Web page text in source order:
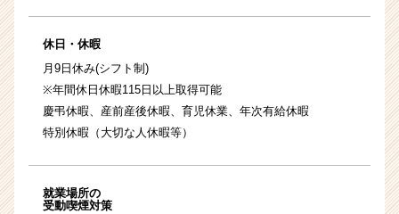
休日・休暇
月9日休み(シフト制)
※年間休日休暇115日以上取得可能
慶弔休暇、産前産後休暇、育児休業、年次有給休暇
特別休暇（大切な人休暇等）
就業場所の
受動喫煙対策